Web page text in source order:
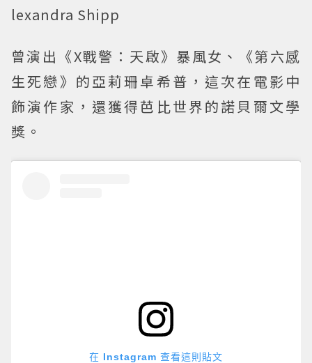
lexandra Shipp
曾演出《X戰警：天啟》暴風女、《第六感
生死戀》的亞莉珊卓希普，這次在電影中
飾演作家，還獲得芭比世界的諾貝爾文學
獎。
在 Instagram 查看這則貼文